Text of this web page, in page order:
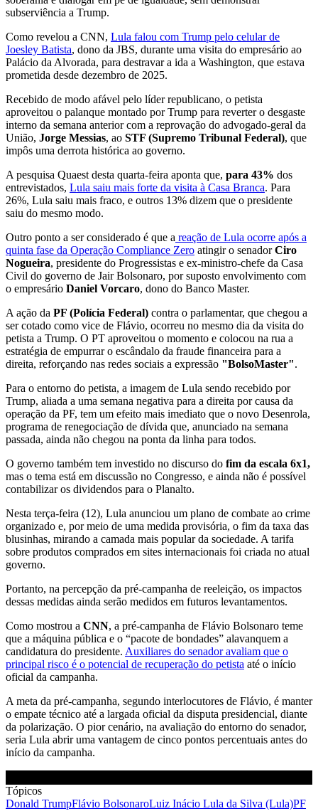
subserviência a Trump.
Como revelou a CNN, Lula falou com Trump pelo celular de
Joesley Batista, dono da JBS, durante uma visita do empresário ao
Palácio da Alvorada, para destravar a ida a Washington, que estava
prometida desde dezembro de 2025.
Recebido de modo afável pelo líder republicano, o petista
aproveitou o palanque montado por Trump para reverter o desgaste
interno da semana anterior com a reprovação do advogado-geral da
União, Jorge Messias, ao STF (Supremo Tribunal Federal), que
impôs uma derrota histórica ao governo.
A pesquisa Quaest desta quarta-feira aponta que, para 43% dos
entrevistados, Lula saiu mais forte da visita à Casa Branca. Para
26%, Lula saiu mais fraco, e outros 13% dizem que o presidente
saiu do mesmo modo.
Outro ponto a ser considerado é que a reação de Lula ocorre após a
quinta fase da Operação Compliance Zero atingir o senadorCiro
Nogueira, presidente do Progressistas e ex-ministro-chefe da Casa
Civil do governo de Jair Bolsonaro, por suposto envolvimento com
o empresário Daniel Vorcaro, dono do Banco Master.
A ação da PF (Polícia Federal) contra o parlamentar, que chegou a
ser cotado como vice de Flávio, ocorreu no mesmo dia da visita do
petista a Trump. O PT aproveitou o momento e colocou na rua a
estratégia de empurrar o escândalo da fraude financeira para a
direita, reforçando nas redes sociais a expressão "BolsoMaster".
Para o entorno do petista, a imagem de Lula sendo recebido por
Trump, aliada a uma semana negativa para a direita por causa da
operação da PF, tem um efeito mais imediato que o novo Desenrola,
programa de renegociação de dívida que, anunciado na semana
passada, ainda não chegou na ponta da linha para todos.
O governo também tem investido no discurso do fim da escala 6x1,
mas o tema está em discussão no Congresso, e ainda não é possível
contabilizar os dividendos para o Planalto.
Nesta terça-feira (12), Lula anunciou um plano de combate ao crime
organizado e, por meio de uma medida provisória, o fim da taxa das
blusinhas, mirando a camada mais popular da sociedade. A tarifa
sobre produtos comprados em sites internacionais foi criada no atual
governo.
Portanto, na percepção da pré-campanha de reeleição, os impactos
dessas medidas ainda serão medidos em futuros levantamentos.
Como mostrou a CNN, a pré-campanha de Flávio Bolsonaro teme
que a máquina pública e o “pacote de bondades” alavanquem a
candidatura do presidente. Auxiliares do senador avaliam que o
principal risco é o potencial de recuperação do petista até o início
oficial da campanha.
A meta da pré-campanha, segundo interlocutores de Flávio, é manter
o empate técnico até a largada oficial da disputa presidencial, diante
da polarização. O pior cenário, na avaliação do entorno do senador,
seria Lula abrir uma vantagem de cinco pontos percentuais antes do
início da campanha.
Tópicos
Donald TrumpFlávio BolsonaroLuiz Inácio Lula da Silva (Lula)PF